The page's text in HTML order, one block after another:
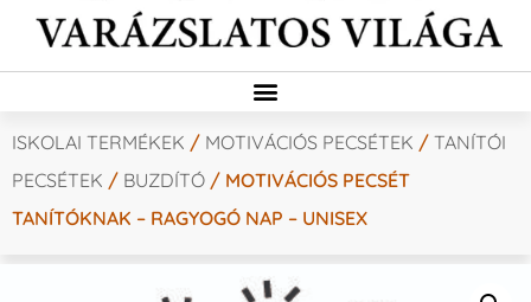
ISKOLAI TERMÉKEK / MOTIVÁCIÓS PECSÉTEK / TANÍTÓI
PECSÉTEK / BUZDÍTÓ / MOTIVÁCIÓS PECSÉT
TANÍTÓKNAK – RAGYOGÓ NAP – UNISEX